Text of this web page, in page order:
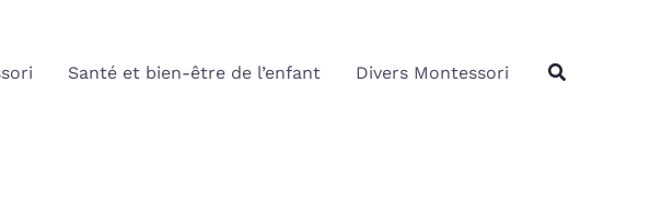
Santé et bien-être de l’enfant Divers Montessori